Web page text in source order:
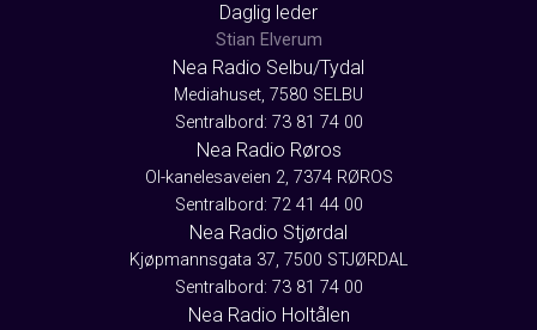
Daglig leder
Stian Elverum
Nea Radio Selbu/Tydal
Mediahuset, 7580 SELBU
Sentralbord: 73 81 74 00
Nea Radio Røros
Ol-kanelesaveien 2, 7374 RØROS
Sentralbord: 72 41 44 00
Nea Radio Stjørdal
Kjøpmannsgata 37, 7500 STJØRDAL
Sentralbord: 73 81 74 00
Nea Radio Holtålen